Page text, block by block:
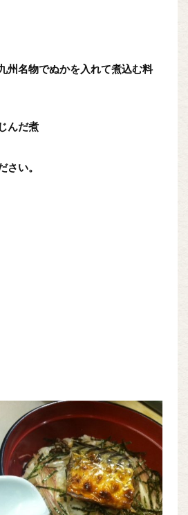
名物でぬかを入れて煮込む料
んだ煮
い。